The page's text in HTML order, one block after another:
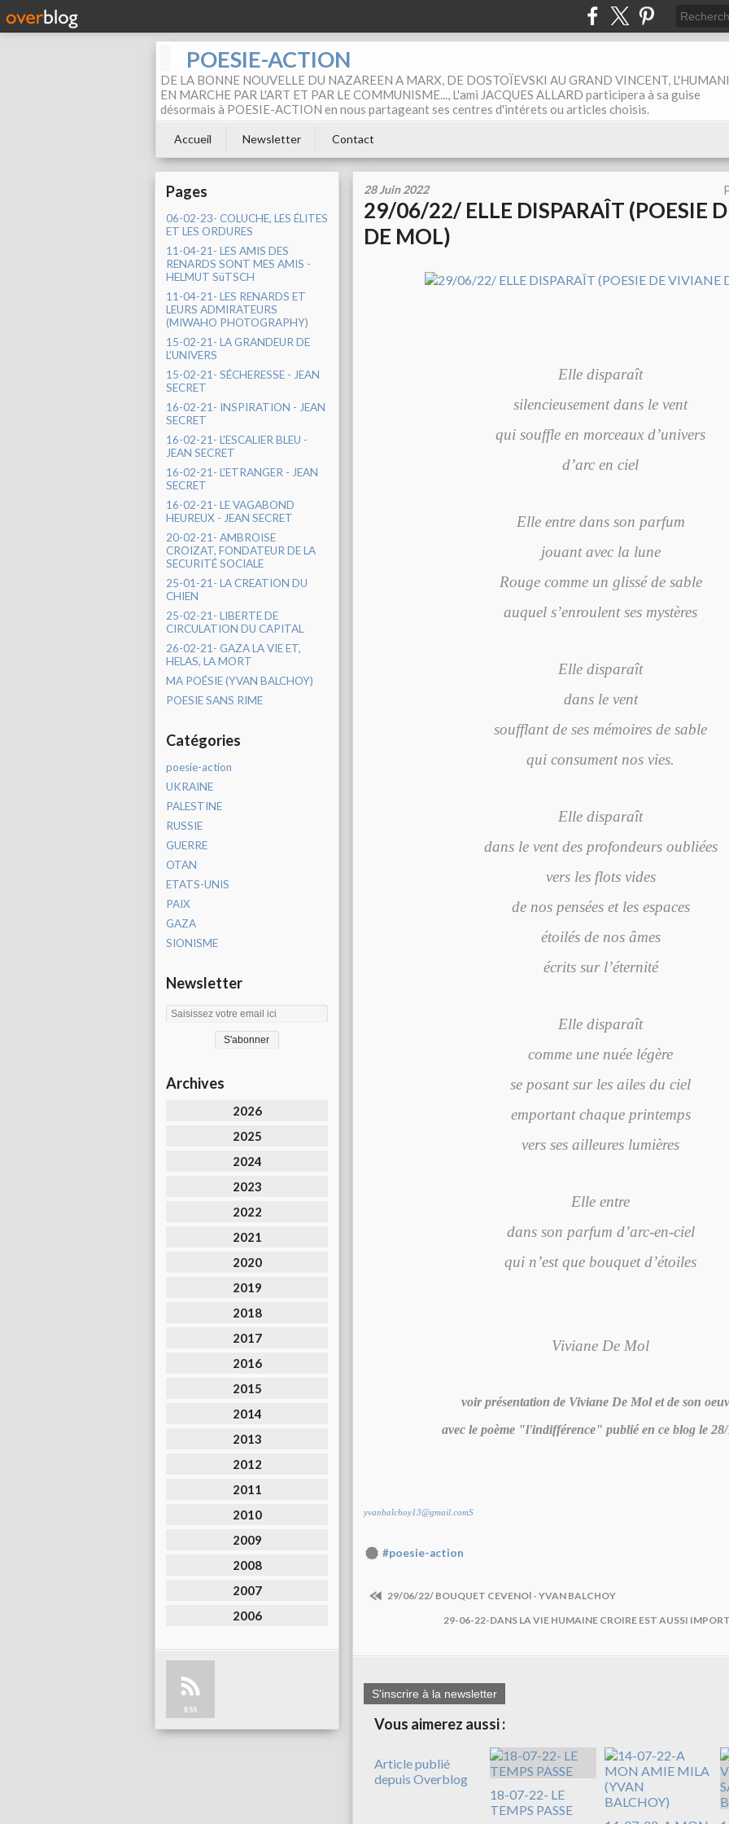
POESIE-ACTION
DE LA BONNE NOUVELLE DU NAZAREEN A MARX, DE DOSTOÏEVSKI AU GRAND VINCENT,
EN MARCHE PAR L'ART ET PAR LE COMMUNISME..., L'ami JACQUES ALLARD participera à sa guise
désormais à POESIE-ACTION en nous partageant ses centres d'intérets ou articles choisis.
Accueil Newsletter Contact
Pages
06-02-23- COLUCHE, LES ÉLITES
ET LES ORDURES
11-04-21- LES AMIS DES
RENARDS SONT MES AMIS -
HELMUT SüTSCH
11-04-21- LES RENARDS ET
LEURS ADMIRATEURS
(MIWAHO PHOTOGRAPHY)
15-02-21- LA GRANDEUR DE
L'UNIVERS
15-02-21- SÉCHERESSE - JEAN
SECRET
16-02-21- INSPIRATION - JEAN
SECRET
16-02-21- L'ESCALIER BLEU -
JEAN SECRET
16-02-21- L'ETRANGER - JEAN
SECRET
16-02-21- LE VAGABOND
HEUREUX - JEAN SECRET
20-02-21- AMBROISE
CROIZAT, FONDATEUR DE LA
SECURITÉ SOCIALE
25-01-21- LA CREATION DU
CHIEN
25-02-21- LIBERTE DE
CIRCULATION DU CAPITAL
26-02-21- GAZA LA VIE ET,
HELAS, LA MORT
MA POÉSIE (YVAN BALCHOY)
POESIE SANS RIME
Catégories
poesie-action
UKRAINE
PALESTINE
RUSSIE
GUERRE
OTAN
ETATS-UNIS
PAIX
GAZA
SIONISME
Newsletter
Archives
2026
2025
2024
2023
2022
2021
2020
2019
2018
2017
2016
2015
2014
2013
2012
2011
2010
2009
2008
2007
2006
RSS
28 Juin 2022
29/06/22/ ELLE DISPARAÎT (POESIE
DE MOL)
Elle disparaît
silencieusement dans le vent
qui souffle en morceaux d’univers
d’arc en ciel
Elle entre dans son parfum
jouant avec la lune
Rouge comme un glissé de sable
auquel s’enroulent ses mystères
Elle disparaît
dans le vent
soufflant de ses mémoires de sable
qui consument nos vies.
Elle disparaît
dans le vent des profondeurs oubliées
vers les flots vides
de nos pensées et les espaces
étoilés de nos âmes
écrits sur l’éternité
Elle disparaît
comme une nuée légère
se posant sur les ailes du ciel
emportant chaque printemps
vers ses ailleures lumières
Elle entre
dans son parfum d’arc-en-ciel
qui n’est que bouquet d’étoiles
Viviane De Mol
voir présentation de Viviane De Mol et de son
avec le poème "l'indifférence" publié en ce blog le
yvanbalchoy13@gmail.comS
#poesie-action
29/06/22/ BOUQUET CEVENOl - YVAN BALCHOY
29-06-22-DANS LA VIE HUMAINE CROIRE EST AUSSI
S'inscrire à la newsletter
Vous aimerez aussi :
Article publié
depuis Overblog
18-07-22- LE
TEMPS PASSE